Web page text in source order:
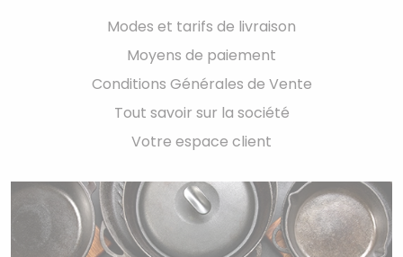
Modes et tarifs de livraison
Moyens de paiement
Conditions Générales de Vente
Tout savoir sur la société
Votre espace client